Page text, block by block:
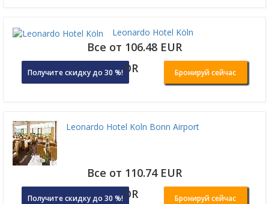
Leonardo Hotel Köln
Все от 106.48 EUR
Получите скидку до 30 %!OR Бронируй сейчас
Leonardo Hotel Koln Bonn Airport
Все от 110.74 EUR
Получите скидку до 30 %!OR Бронируй сейчас